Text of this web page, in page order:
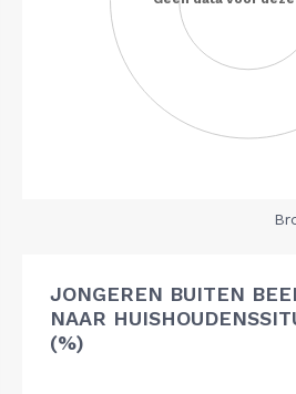
JONGEREN BUITEN
NAAR
(%)